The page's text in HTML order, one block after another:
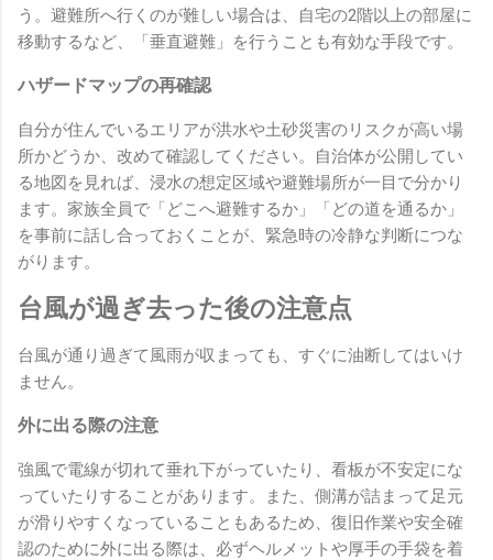
う。避難所へ行くのが難しい場合は、自宅の2階以上の部屋に
移動するなど、「垂直避難」を行うことも有効な手段です。
ハザードマップの再確認
自分が住んでいるエリアが洪水や土砂災害のリスクが高い場
所かどうか、改めて確認してください。自治体が公開してい
る地図を見れば、浸水の想定区域や避難場所が一目で分かり
ます。家族全員で「どこへ避難するか」「どの道を通るか」
を事前に話し合っておくことが、緊急時の冷静な判断につな
がります。
台風が過ぎ去った後の注意点
台風が通り過ぎて風雨が収まっても、すぐに油断してはいけ
ません。
外に出る際の注意
強風で電線が切れて垂れ下がっていたり、看板が不安定にな
っていたりすることがあります。また、側溝が詰まって足元
が滑りやすくなっていることもあるため、復旧作業や安全確
認のために外に出る際は、必ずヘルメットや厚手の手袋を着